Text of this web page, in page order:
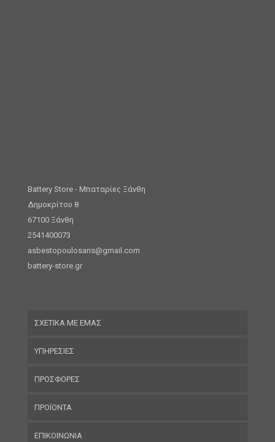
Battery Store - Μπαταρίες Ξάνθη
Δημοκρίτου 8
67100 Ξάνθη
2541400073
asbestopoulosaris@gmail.com
battery-store.gr
ΣΧΕΤΙΚΑ ΜΕ ΕΜΑΣ
ΥΠΗΡΕΣΙΕΣ
ΠΡΟΣΦΟΡΕΣ
ΠΡΟΪΟΝΤΑ
ΕΠΙΚΟΙΝΩΝΙΑ